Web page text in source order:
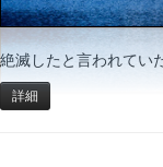
絶滅したと言われてい
詳細